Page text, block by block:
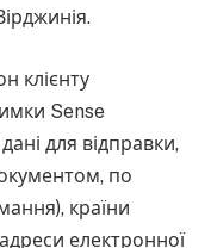
клієнту
Sense
для відправки,
по
країни
електронної